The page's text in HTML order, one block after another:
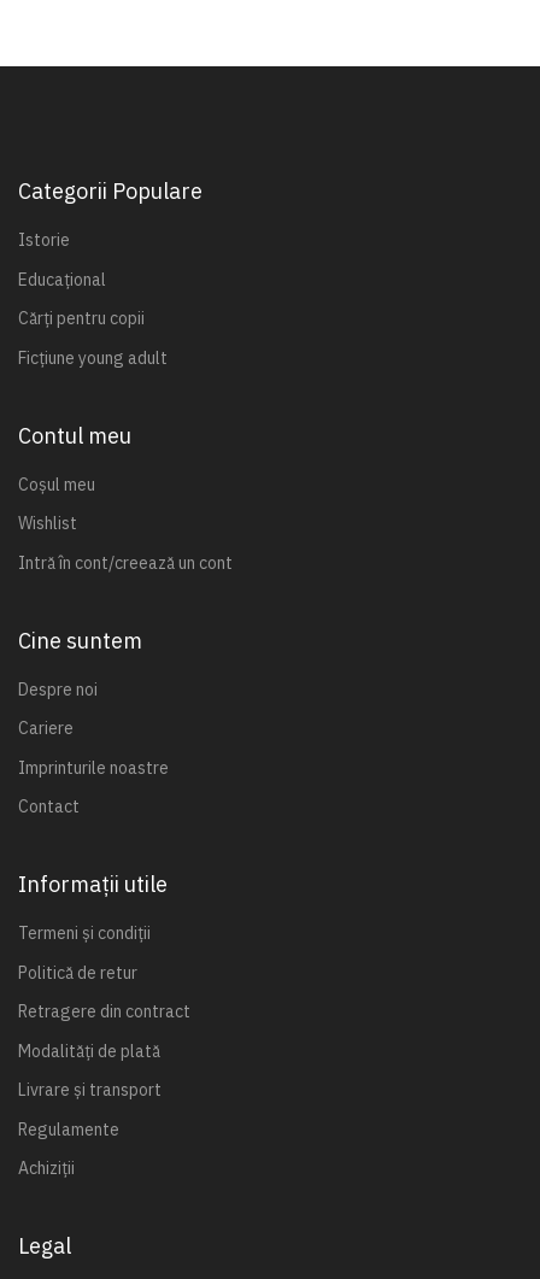
Categorii Populare
Istorie
Educațional
Cărți pentru copii
Ficțiune young adult
Contul meu
Coșul meu
Wishlist
Intră în cont/creează un cont
Cine suntem
Despre noi
Cariere
Imprinturile noastre
Contact
Informații utile
Termeni și condiții
Politică de retur
Retragere din contract
Modalități de plată
Livrare și transport
Regulamente
Achiziții
Legal